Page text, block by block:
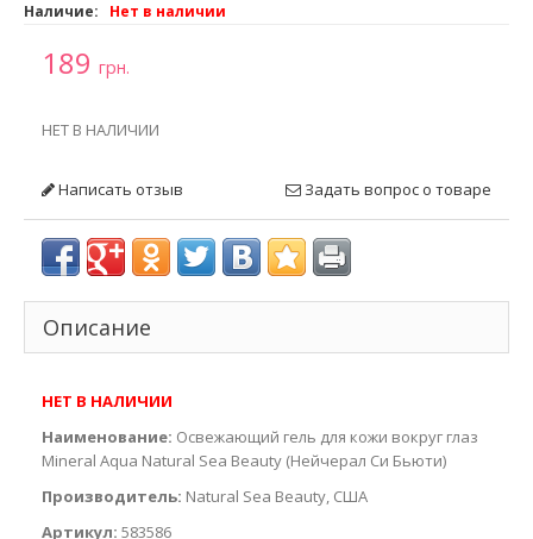
Наличие: Нет в наличии
189 грн.
НЕТ В НАЛИЧИИ
Написать отзыв Задать вопрос о товаре
Описание
НЕТ В НАЛИЧИИ
Наименование: Освежающий гель для кожи вокруг глаз
Mineral Aqua Natural Sea Beauty (Нейчерал Си Бьюти)
Производитель: Natural Sea Beauty, США
Артикул: 583586